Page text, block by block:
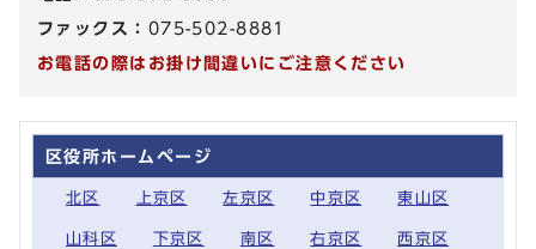
ファックス： 075-502-8881
お電話の際はお掛け間違いにご注意ください
区役所ホームページ
北区 上京区 左京区 中京区 東山区
山科区 下京区 南区 右京区 西京区